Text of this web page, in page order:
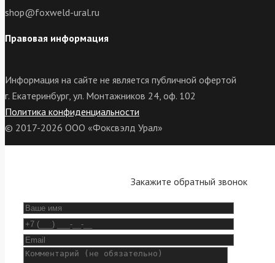
shop@foxweld-ural.ru
Правовая информация
Информация на сайте не является публичной офертой
г. Екатеринбург, ул. Монтажников 24, оф. 102
Политика конфиденциальности
© 2017-2026 ООО «Фоксвэлд Урал»
Закажите обратный звонок